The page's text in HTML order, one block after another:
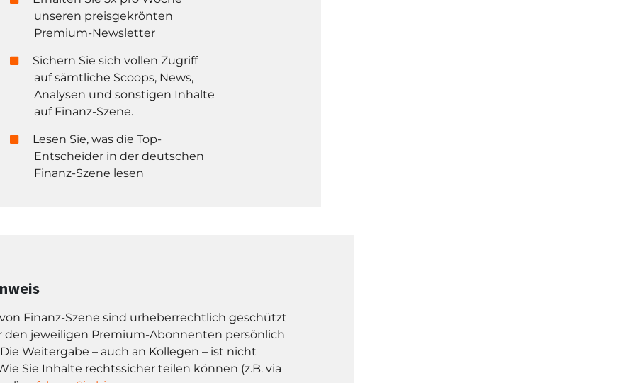
unseren preisgekrönten
Premium-Newsletter
Sichern Sie sich vollen Zugriff
auf sämtliche Scoops, News,
Analysen und sonstigen Inhalte
auf Finanz-Szene.
Lesen Sie, was die Top-
Entscheider in der deutschen
Finanz-Szene lesen
Finanz-Szene sind urheberrechtlich geschützt
den jeweiligen Premium-Abonnenten persönlich
Weitergabe – auch an Kollegen – ist nicht
Sie Inhalte rechtssicher teilen können (z.B. via